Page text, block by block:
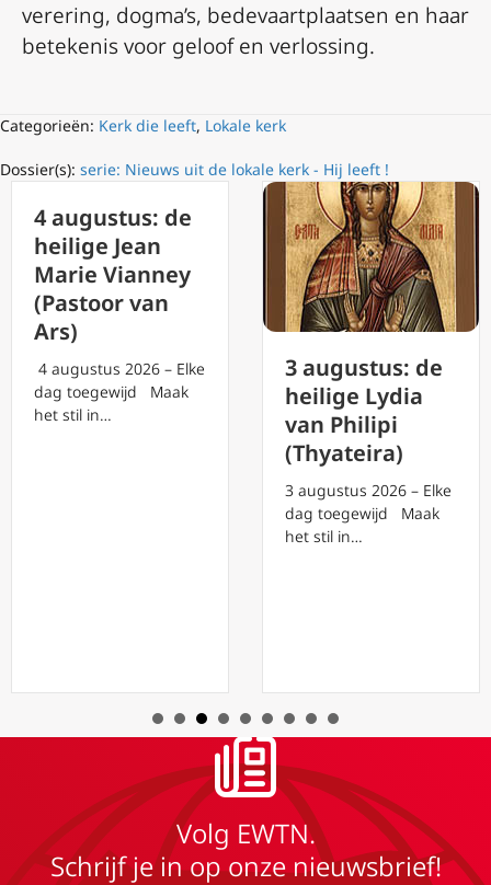
verering, dogma’s, bedevaartplaatsen en haar
betekenis voor geloof en verlossing.
Categorieën: Kerk die leeft, Lokale kerk
Dossier(s): serie: Nieuws uit de lokale kerk - Hij leeft !
4 augustus: de
heilige Jean
Marie Vianney
(Pastoor van
Ars)
4 augustus 2026 – Elke
dag toegewijd Maak
het stil in…
3 augustus: de
heilige Lydia
van Philipi
(Thyateira)
3 augustus 2026 – Elke
dag toegewijd Maak
het stil in…
Volg EWTN.
Schrijf je in op onze nieuwsbrief!